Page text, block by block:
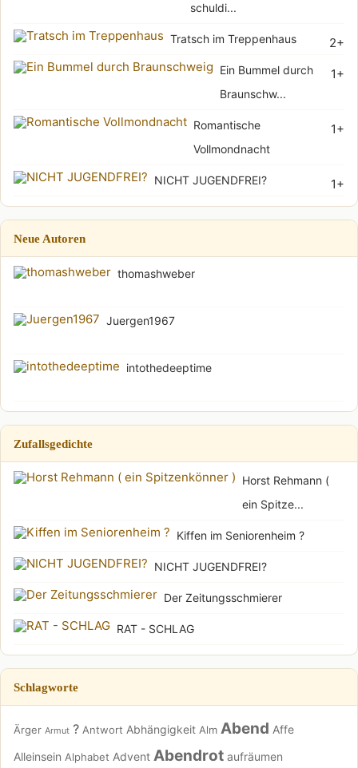
schuldi...
2+
Tratsch im Treppenhaus
1+
Ein Bummel durch
Braunschw...
1+
Romantische
Vollmondnacht
1+
NICHT JUGENDFREI?
Neue Autoren
thomashweber
Juergen1967
intothedeeptime
Zufallsgedichte
Horst Rehmann (
ein Spitze...
Kiffen im Seniorenheim ?
NICHT JUGENDFREI?
Der Zeitungsschmierer
RAT - SCHLAG
Schlagworte
Ärger Armut ? Antwort Abhängigkeit Alm Abend Affe
Alleinsein Alphabet Advent Abendrot aufräumen